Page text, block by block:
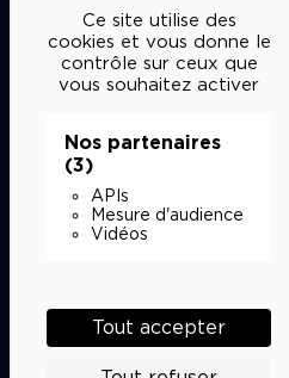
Ce site utilise des
cookies et vous donne le
contrôle sur ceux que
vous souhaitez activer
Nos partenaires
(3)
APIs
Mesure d'audience
Vidéos
Tout accepter
Conditions générales de vente
Cookies
Restons en lien
Inscrivez-vous à notre lettre
Suivez-nous sur les réseaux